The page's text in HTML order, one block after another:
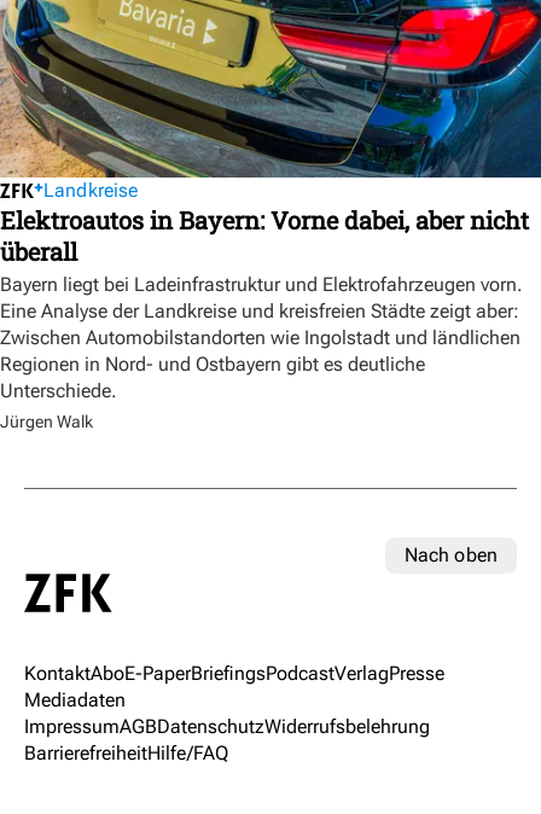
Landkreise
Elektroautos in Bayern: Vorne dabei, aber nicht
überall
Bayern liegt bei Ladeinfrastruktur und Elektrofahrzeugen vorn.
Eine Analyse der Landkreise und kreisfreien Städte zeigt aber:
Zwischen Automobilstandorten wie Ingolstadt und ländlichen
Regionen in Nord- und Ostbayern gibt es deutliche
Unterschiede.
Jürgen Walk
Nach oben
KontaktAboE-PaperBriefingsPodcastVerlagPresse
Mediadaten
ImpressumAGBDatenschutzWiderrufsbelehrung
BarrierefreiheitHilfe/FAQ